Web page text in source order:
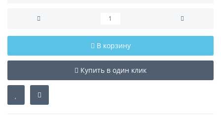
В корзину
Купить в один клик